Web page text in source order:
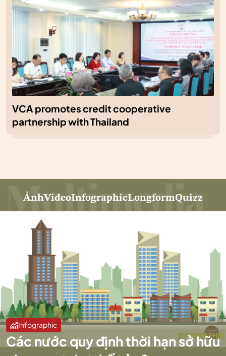
VCA promotes credit cooperative
partnership with Thailand
ẢnhVideoInfographicLongformQuizz
Infographic
Các nước quy định thời hạn sở hữu